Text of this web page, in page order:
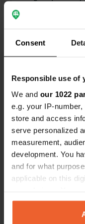
Consent
Responsible use of
We and our 1022
e.g. your IP-
store and access
serve personalized
measurement,
development. You
and for what
applicable on this
any time from the
the Privacy trigger
grand. Un point de départ idéal pour
le cyclotourisme et la détente au bord
relativement
entretenus.
Traduit par Google